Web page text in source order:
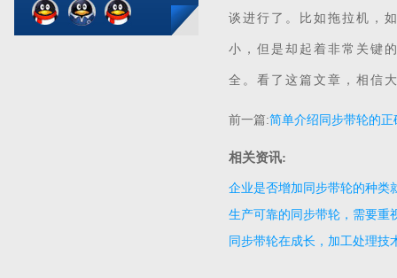
谈进行了。比如拖拉机，
小，但是却起着非常关键
全。看了这篇文章，相信
前一篇:简单介绍同步带轮的正
相关资讯:
企业是否增加同步带轮的种类
生产可靠的同步带轮，需要重
同步带轮在成长，加工处理技